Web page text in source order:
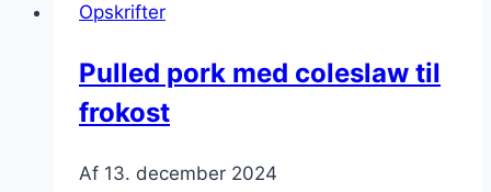
Opskrifter
Pulled pork med coleslaw til
frokost
Af 13. december 2024